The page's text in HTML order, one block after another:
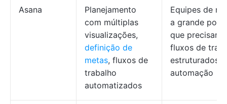
Asana
Planejamento
com múltiplas
visualizações,
definição de
metas, fluxos de
trabalho
automatizados
Equipes de
a grande
que precisam
fluxos de
estruturados e
automação